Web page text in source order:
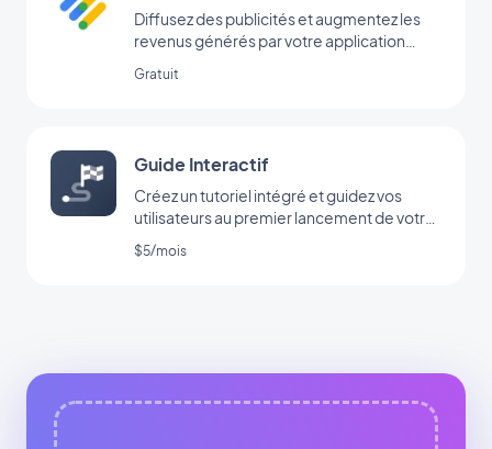
Diffusez des publicités et augmentez les
revenus générés par votre application
Gratuit
Guide Interactif
Créez un tutoriel intégré et guidez vos
utilisateurs au premier lancement de votre
app
$5/mois